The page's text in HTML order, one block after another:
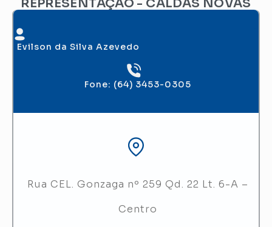
REPRESENTAÇÃO - CALDAS NOVAS
Evilson da Silva Azevedo
Fone: (64) 3453-0305
Rua CEL. Gonzaga nº 259 Qd. 22 Lt. 6-A –
Centro